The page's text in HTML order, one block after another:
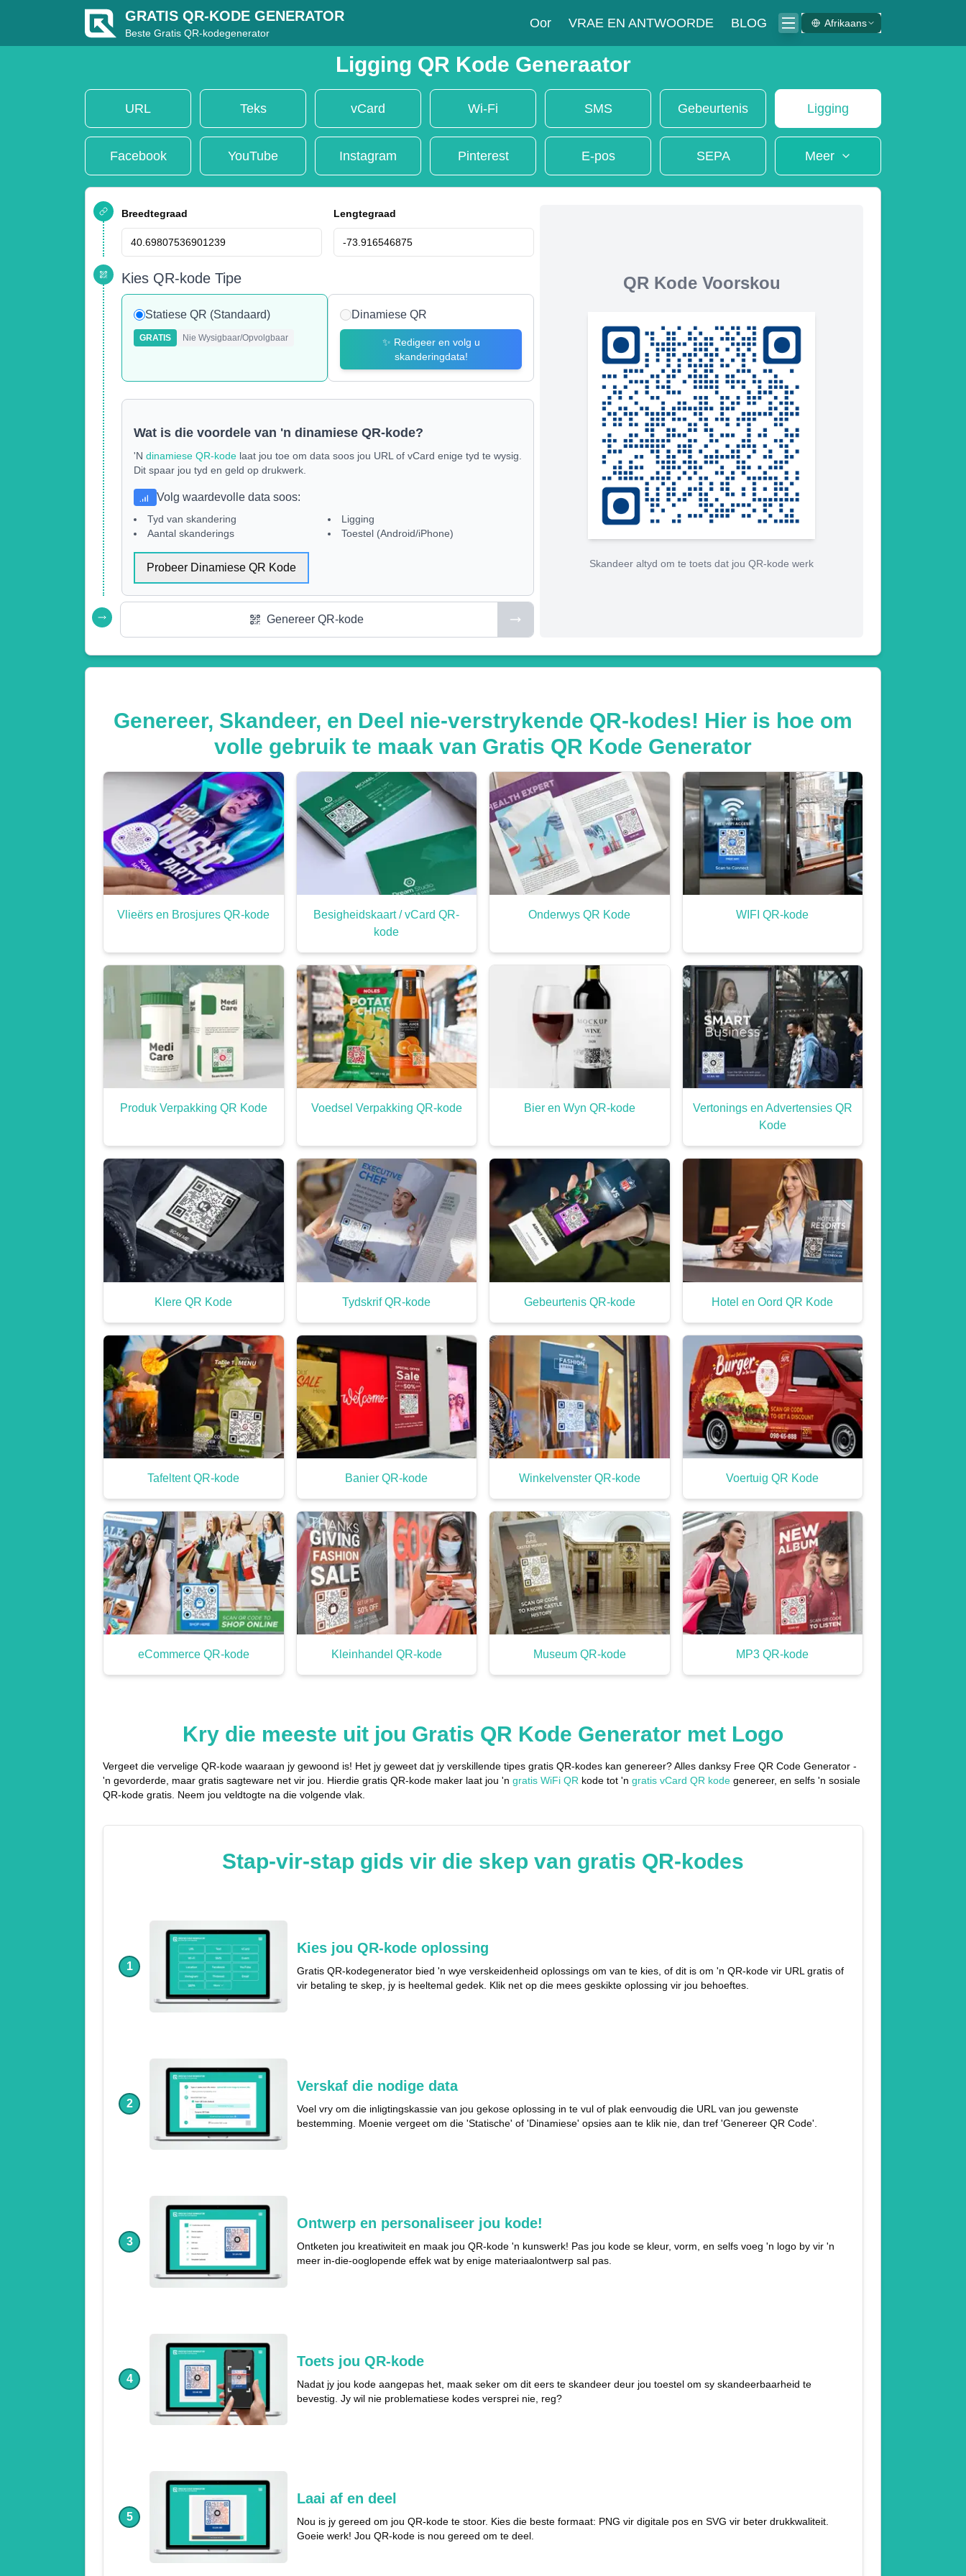
GRATIS QR-KODE GENERATOR
Beste Gratis QR-kodegenerator
Oor VRAE EN ANTWOORDE BLOG Afrikaans
Ligging QR Kode Generaator
URL Teks vCard Wi-Fi SMS Gebeurtenis Ligging
Facebook YouTube Instagram Pinterest E-pos SEPA Meer
Breedtegraad Lengtegraad
Kies QR-kode Tipe
Statiese QR (Standaard)
GRATIS Nie Wysigbaar/Opvolgbaar
Dinamiese QR
✨ Redigeer en volg u
skanderingdata!
Wat is die voordele van 'n dinamiese QR-kode?
'N dinamiese QR-kode laat jou toe om data soos jou URL of vCard enige tyd te wysig.
Dit spaar jou tyd en geld op drukwerk.
Volg waardevolle data soos:
Tyd van skandering
Ligging
Aantal skanderings
Toestel (Android/iPhone)
Probeer Dinamiese QR Kode
Genereer QR-kode
QR Kode Voorskou
Skandeer altyd om te toets dat jou QR-kode werk
Genereer, Skandeer, en Deel nie-verstrykende QR-kodes! Hier is hoe om
volle gebruik te maak van Gratis QR Kode Generator
Vlieërs en Brosjures QR-kode
Besigheidskaart / vCard QR-
kode
Onderwys QR Kode WIFI QR-kode
Produk Verpakking QR Kode Voedsel Verpakking QR-kode Bier en Wyn QR-kode
Vertonings en Advertensies QR
Kode
Klere QR Kode Tydskrif QR-kode Gebeurtenis QR-kode Hotel en Oord QR Kode
Tafeltent QR-kode Banier QR-kode Winkelvenster QR-kode Voertuig QR Kode
eCommerce QR-kode Kleinhandel QR-kode Museum QR-kode MP3 QR-kode
Kry die meeste uit jou Gratis QR Kode Generator met Logo
Vergeet die vervelige QR-kode waaraan jy gewoond is! Het jy geweet dat jy verskillende tipes gratis QR-kodes kan genereer? Alles danksy Free QR Code Generator -
'n gevorderde, maar gratis sagteware net vir jou. Hierdie gratis QR-kode maker laat jou 'n gratis WiFi QR kode tot 'n gratis vCard QR kode genereer, en selfs 'n sosiale
QR-kode gratis. Neem jou veldtogte na die volgende vlak.
Stap-vir-stap gids vir die skep van gratis QR-kodes
1
Kies jou QR-kode oplossing
Gratis QR-kodegenerator bied 'n wye verskeidenheid oplossings om van te kies, of dit is om 'n QR-kode vir URL gratis of
vir betaling te skep, jy is heeltemal gedek. Klik net op die mees geskikte oplossing vir jou behoeftes.
2
Verskaf die nodige data
Voel vry om die inligtingskassie van jou gekose oplossing in te vul of plak eenvoudig die URL van jou gewenste
bestemming. Moenie vergeet om die 'Statische' of 'Dinamiese' opsies aan te klik nie, dan tref 'Genereer QR Code'.
3
Ontwerp en personaliseer jou kode!
Ontketen jou kreatiwiteit en maak jou QR-kode 'n kunswerk! Pas jou kode se kleur, vorm, en selfs voeg 'n logo by vir 'n
meer in-die-ooglopende effek wat by enige materiaalontwerp sal pas.
4
Toets jou QR-kode
Nadat jy jou kode aangepas het, maak seker om dit eers te skandeer deur jou toestel om sy skandeerbaarheid te
bevestig. Jy wil nie problematiese kodes versprei nie, reg?
5
Laai af en deel
Nou is jy gereed om jou QR-kode te stoor. Kies die beste formaat: PNG vir digitale pos en SVG vir beter drukkwaliteit.
Goeie werk! Jou QR-kode is nou gereed om te deel.